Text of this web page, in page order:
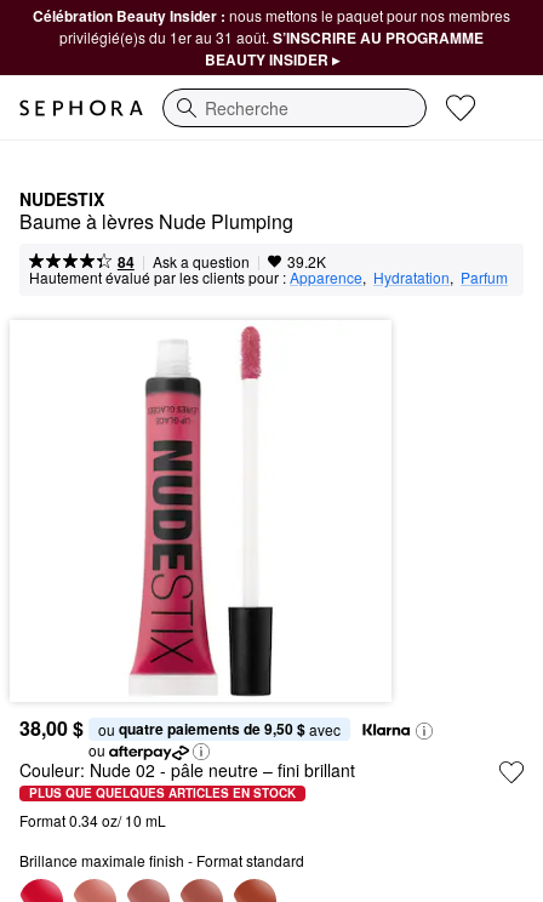
Célébration Beauty Insider : nous mettons le paquet pour nos membres
privilégié(e)s du 1er au 31 août. S’INSCRIRE AU PROGRAMME
BEAUTY INSIDER ▸
Recherche
NUDESTIX
Baume à lèvres Nude Plumping
84 | Ask a question | 39.2K
Hautement évalué par les clients pour :Apparence, Hydratation, Parfum
38,00 $ ou quatre paiements de 9,50 $ avec
ou
Couleur: Nude 02 - pâle neutre – fini brillant
PLUS QUE QUELQUES ARTICLES EN STOCK
Format 0.34 oz/ 10 mL
Brillance maximale finish - Format standard